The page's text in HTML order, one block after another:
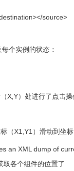
source>
个实例的状态：
）处进行了点击操
）滑动到坐标
XML dump of
取各个组件的位置了